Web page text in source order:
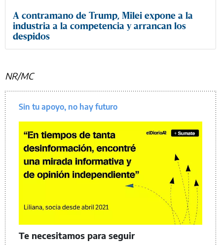
A contramano de Trump, Milei expone a la
industria a la competencia y arrancan los
despidos
NR/MC
Sin tu apoyo, no hay futuro
Te necesitamos para seguir